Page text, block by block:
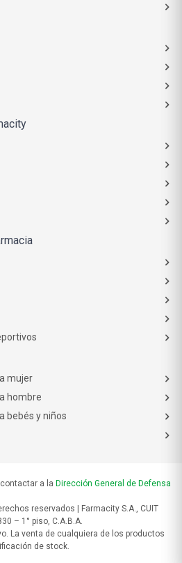
mujer
hombre
bebés y niños
a la Dirección General de Defensa
reservados | Farmacity S.A., CUIT
– 1° piso, C.A.B.A.
La venta de cualquiera de los productos
de stock.